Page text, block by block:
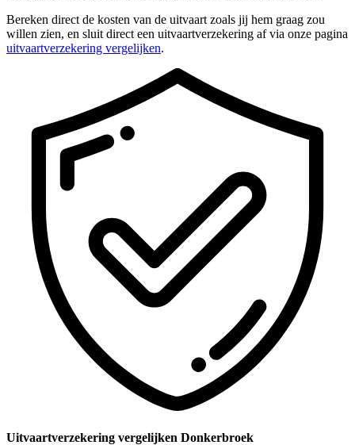
Bereken direct de kosten van de uitvaart zoals jij hem graag zou
willen zien, en sluit direct een uitvaartverzekering af via onze pagina
uitvaartverzekering vergelijken.
Uitvaartverzekering vergelijken Donkerbroek